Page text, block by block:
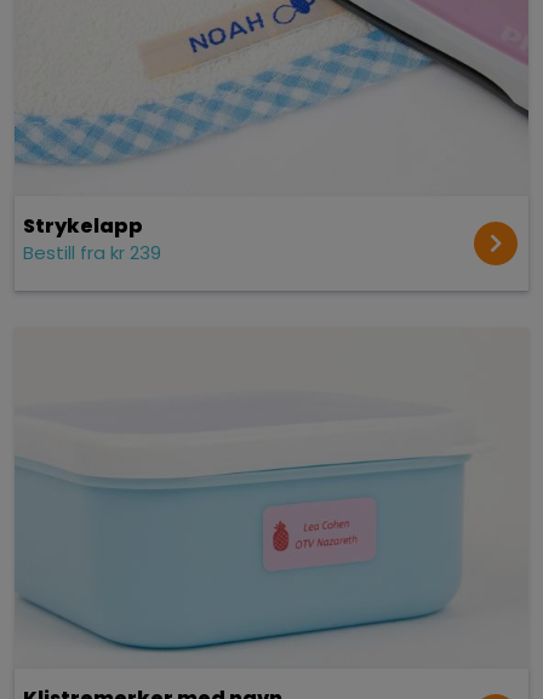
Strykelapp
Bestill fra kr 239